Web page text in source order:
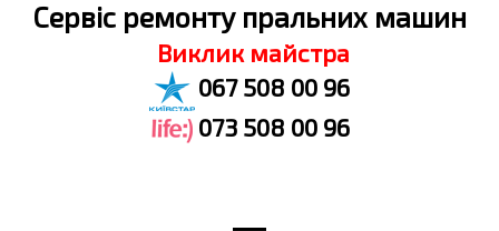
Cервіс ремонту пральних машин
Виклик майстра
067 508 00 96
073 508 00 96